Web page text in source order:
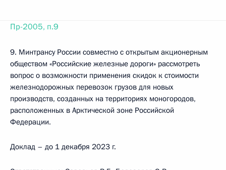
Пр-2005, п.9
9. Минтрансу России совместно с открытым акционерным
обществом «Российские железные дороги» рассмотреть
вопрос о возможности применения скидок к стоимости
железнодорожных перевозок грузов для новых
производств, созданных на территориях моногородов,
расположенных в Арктической зоне Российской
Федерации.
Доклад – до 1 декабря 2023 г.